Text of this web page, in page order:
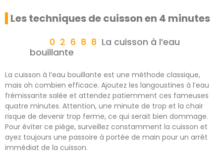
Les techniques de cuisson en 4 minutes
La cuisson à l’eau
bouillante
La cuisson à l’eau bouillante est une méthode classique,
mais oh combien efficace. Ajoutez les langoustines à l’eau
frémissante salée et attendez patiemment ces fameuses
quatre minutes. Attention, une minute de trop et la chair
risque de devenir trop ferme, ce qui serait bien dommage.
Pour éviter ce piège, surveillez constamment la cuisson et
ayez toujours une passoire à portée de main pour un arrêt
immédiat de la cuisson.